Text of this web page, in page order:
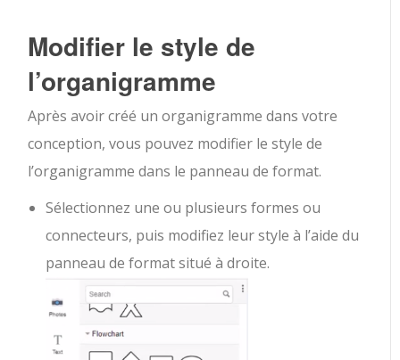
Modifier le style de
l’organigramme
Après avoir créé un organigramme dans votre
conception, vous pouvez modifier le style de
l’organigramme dans le panneau de format.
Sélectionnez une ou plusieurs formes ou
connecteurs, puis modifiez leur style à l’aide du
panneau de format situé à droite.